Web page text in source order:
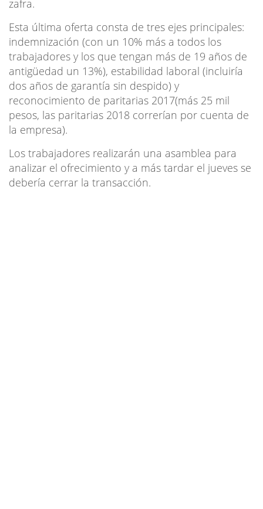
zafra.
Esta última oferta consta de tres ejes principales:
indemnización (con un 10% más a todos los
trabajadores y los que tengan más de 19 años de
antigüedad un 13%), estabilidad laboral (incluiría
dos años de garantía sin despido) y
reconocimiento de paritarias 2017(más 25 mil
pesos, las paritarias 2018 correrían por cuenta de
la empresa).
Los trabajadores realizarán una asamblea para
analizar el ofrecimiento y a más tardar el jueves se
debería cerrar la transacción.